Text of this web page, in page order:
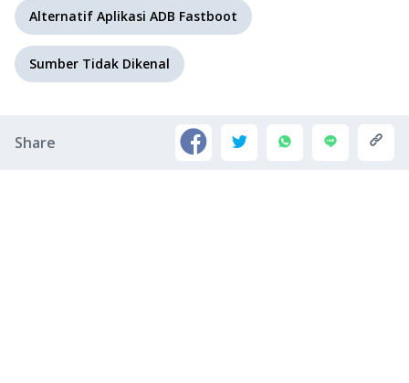
Alternatif Aplikasi ADB Fastboot
Sumber Tidak Dikenal
Share